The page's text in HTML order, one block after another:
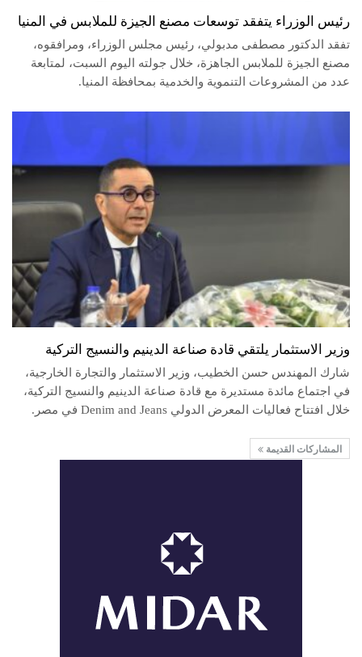
رئيس الوزراء يتفقد توسعات مصنع الجيزة للملابس في المنيا
تفقد الدكتور مصطفى مدبولي، رئيس مجلس الوزراء، ومرافقوه،
مصنع الجيزة للملابس الجاهزة، خلال جولته اليوم السبت، لمتابعة
عدد من المشروعات التنموية والخدمية بمحافظة المنيا.
وزير الاستثمار يلتقي قادة صناعة الدينيم والنسيج التركية
شارك المهندس حسن الخطيب، وزير الاستثمار والتجارة الخارجية،
في اجتماع مائدة مستديرة مع قادة صناعة الدينيم والنسيج التركية،
خلال افتتاح فعاليات المعرض الدولي Denim and Jeans في مصر.
المشاركات القديمة